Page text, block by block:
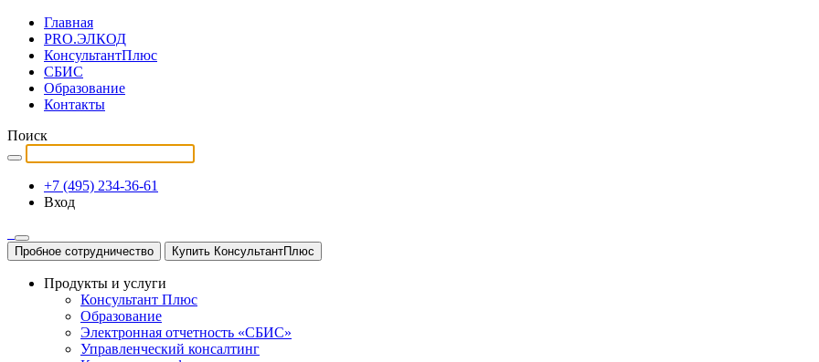
Главная
PRO.ЭЛКОД
КонсультантПлюс
СБИС
Образование
Контакты
Поиск
+7 (495) 234-36-61
Вход
Пробное сотрудничество Купить КонсультантПлюс
Продукты и услуги
Консультант Плюс
Образование
Электронная отчетность «СБИС»
Управленческий консалтинг